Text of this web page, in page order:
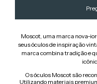
Moscot, uma marca nova-
seus óculos de inspiração
marca combina tradição e
Os óculos Moscot são
Utilizando materiais